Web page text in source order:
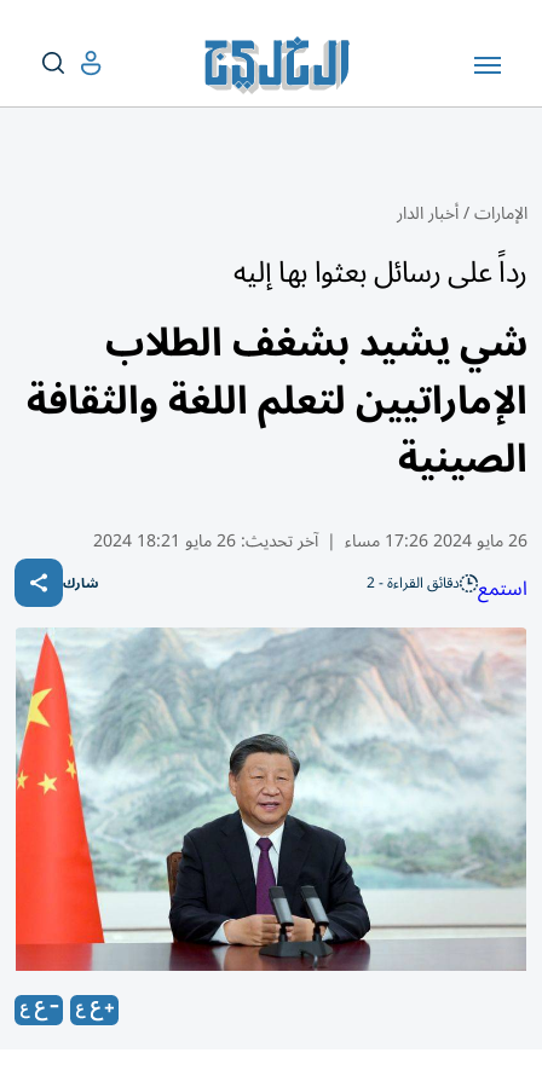
الإمارات/أخبار الدار
رداً على رسائل بعثوا بها إليه
شي يشيد بشغف الطلاب
الإماراتيين لتعلم اللغة والثقافة
الصينية
26 مايو 2024 17:26 مساء | آخر تحديث:26 مايو 18:21 2024
استمع دقائق القراءة - 2 شارك